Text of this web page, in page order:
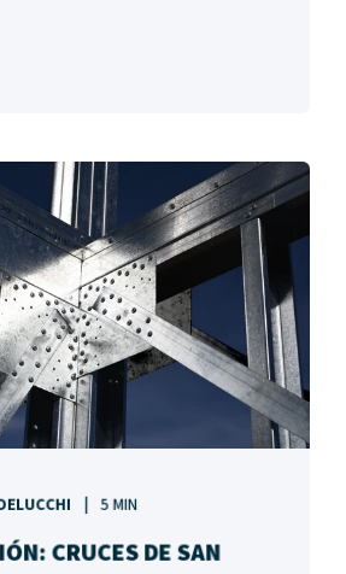
5 MIN
CRUCES DE SAN